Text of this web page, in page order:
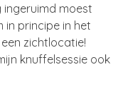
moest
in principe in het
zichtlocatie!
knuffelsessie ook